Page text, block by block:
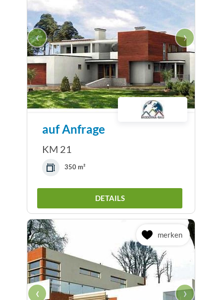
‹ ›
auf Anfrage
KM 21
350 m²
DETAILS
merken
‹ ›